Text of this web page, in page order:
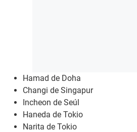
Hamad de Doha
Changi de Singapur
Incheon de Seúl
Haneda de Tokio
Narita de Tokio